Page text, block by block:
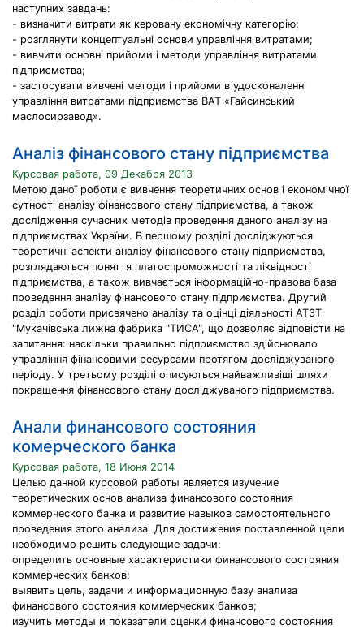
наступних завдань:
- визначити витрати як керовану економічну категорію;
- розглянути концептуальні основи управління витратами;
- вивчити основні прийоми і методи управління витратами
підприємства;
- застосувати вивчені методи і прийоми в удосконаленні
управління витратами підприємства ВАТ «Гайсинський
маслосирзавод».
Аналіз фінансового стану підприємства
Курсовая работа, 09 Декабря 2013
Метою даної роботи є вивчення теоретичних основ і економічної
сутності аналізу фінансового стану підприємства, а також
дослідження сучасних методів проведення даного аналізу на
підприємствах України. В першому розділі досліджуються
теоретичні аспекти аналізу фінансового стану підприємства,
розглядаються поняття платоспроможності та ліквідності
підприємства, а також вивчається інформаційно-правова база
проведення аналізу фінансового стану підприємства. Другий
розділ роботи присвячено аналізу та оцінці діяльності АТЗТ
"Мукачівська лижна фабрика "ТИСА", що дозволяє відповісти на
запитання: наскільки правильно підприємство здійснювало
управління фінансовими ресурсами протягом досліджуваного
періоду. У третьому розділі описуються найважливіші шляхи
покращення фінансового стану досліджуваного підприємства.
Анали финансового состояния
комерческого банка
Курсовая работа, 18 Июня 2014
Целью данной курсовой работы является изучение
теоретических основ анализа финансового состояния
коммерческого банка и развитие навыков самостоятельного
проведения этого анализа. Для достижения поставленной цели
необходимо решить следующие задачи:
определить основные характеристики финансового состояния
коммерческих банков;
выявить цель, задачи и информационную базу анализа
финансового состояния коммерческих банков;
изучить методы и показатели оценки финансового состояния